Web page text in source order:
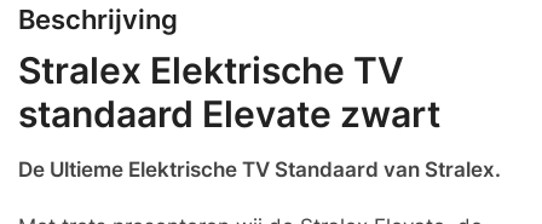
Beschrijving
Stralex Elektrische TV
standaard Elevate zwart
De Ultieme Elektrische TV Standaard van Stralex.